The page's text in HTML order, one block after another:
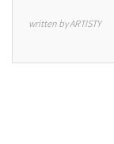
written by ARTISTY